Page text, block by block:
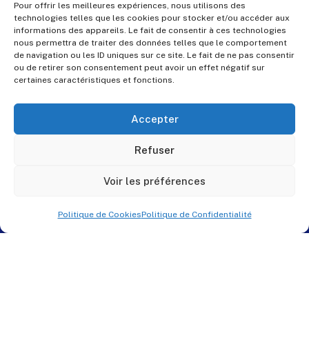
Pour offrir les meilleures expériences, nous utilisons des
technologies telles que les cookies pour stocker et/ou accéder aux
informations des appareils. Le fait de consentir à ces technologies
nous permettra de traiter des données telles que le comportement
de navigation ou les ID uniques sur ce site. Le fait de ne pas consentir
ou de retirer son consentement peut avoir un effet négatif sur
certaines caractéristiques et fonctions.
Accepter
Refuser
Voir les préférences
Politique de CookiesPolitique de Confidentialité